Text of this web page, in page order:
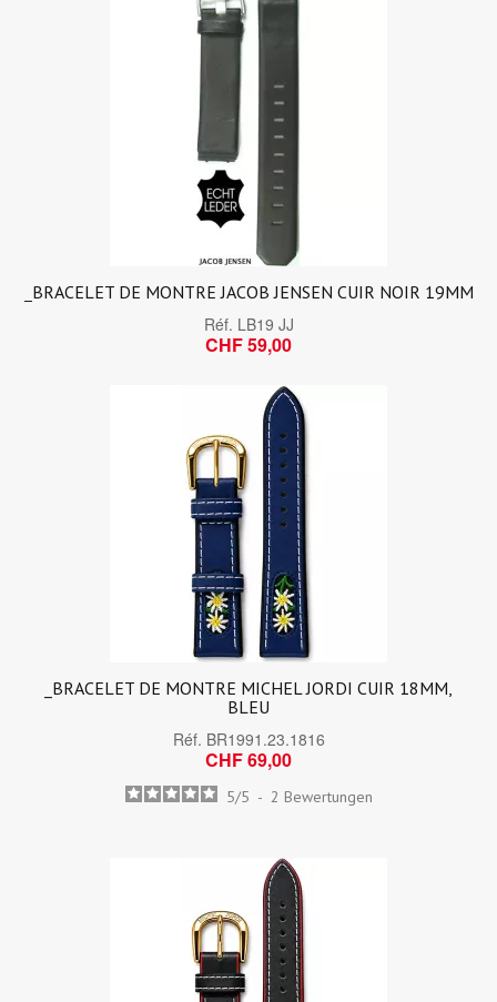
_BRACELET DE MONTRE JACOB JENSEN CUIR NOIR 19MM
Réf. LB19 JJ
CHF 59,00
_BRACELET DE MONTRE MICHEL JORDI CUIR 18MM,
BLEU
Réf. BR1991.23.1816
CHF 69,00
5/5 - 2 Bewertungen